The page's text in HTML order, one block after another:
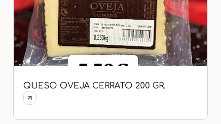
QUESO OVEJA CERRATO 200 GR.